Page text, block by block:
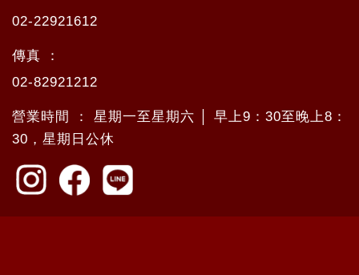
02-22921612
傳真 ：
02-82921212
營業時間 ： 星期一至星期六 │ 早上9：30至晚上8：
30，星期日公休